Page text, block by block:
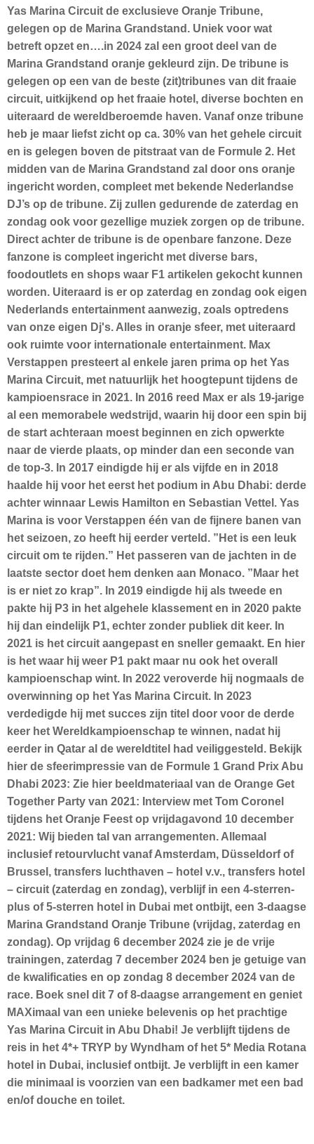
Yas Marina Circuit de exclusieve Oranje Tribune,
gelegen op de Marina Grandstand. Uniek voor wat
betreft opzet en….in 2024 zal een groot deel van de
Marina Grandstand oranje gekleurd zijn. De tribune is
gelegen op een van de beste (zit)tribunes van dit fraaie
circuit, uitkijkend op het fraaie hotel, diverse bochten en
uiteraard de wereldberoemde haven. Vanaf onze tribune
heb je maar liefst zicht op ca. 30% van het gehele circuit
en is gelegen boven de pitstraat van de Formule 2. Het
midden van de Marina Grandstand zal door ons oranje
ingericht worden, compleet met bekende Nederlandse
DJ’s op de tribune. Zij zullen gedurende de zaterdag en
zondag ook voor gezellige muziek zorgen op de tribune.
Direct achter de tribune is de openbare fanzone. Deze
fanzone is compleet ingericht met diverse bars,
foodoutlets en shops waar F1 artikelen gekocht kunnen
worden. Uiteraard is er op zaterdag en zondag ook eigen
Nederlands entertainment aanwezig, zoals optredens
van onze eigen Dj's. Alles in oranje sfeer, met uiteraard
ook ruimte voor internationale entertainment. Max
Verstappen presteert al enkele jaren prima op het Yas
Marina Circuit, met natuurlijk het hoogtepunt tijdens de
kampioensrace in 2021. In 2016 reed Max er als 19-jarige
al een memorabele wedstrijd, waarin hij door een spin bij
de start achteraan moest beginnen en zich opwerkte
naar de vierde plaats, op minder dan een seconde van
de top-3. In 2017 eindigde hij er als vijfde en in 2018
haalde hij voor het eerst het podium in Abu Dhabi: derde
achter winnaar Lewis Hamilton en Sebastian Vettel. Yas
Marina is voor Verstappen één van de fijnere banen van
het seizoen, zo heeft hij eerder verteld. ”Het is een leuk
circuit om te rijden.” Het passeren van de jachten in de
laatste sector doet hem denken aan Monaco. ”Maar het
is er niet zo krap”. In 2019 eindigde hij als tweede en
pakte hij P3 in het algehele klassement en in 2020 pakte
hij dan eindelijk P1, echter zonder publiek dit keer. In
2021 is het circuit aangepast en sneller gemaakt. En hier
is het waar hij weer P1 pakt maar nu ook het overall
kampioenschap wint. In 2022 veroverde hij nogmaals de
overwinning op het Yas Marina Circuit. In 2023
verdedigde hij met succes zijn titel door voor de derde
keer het Wereldkampioenschap te winnen, nadat hij
eerder in Qatar al de wereldtitel had veiliggesteld. Bekijk
hier de sfeerimpressie van de Formule 1 Grand Prix Abu
Dhabi 2023: Zie hier beeldmateriaal van de Orange Get
Together Party van 2021: Interview met Tom Coronel
tijdens het Oranje Feest op vrijdagavond 10 december
2021: Wij bieden tal van arrangementen. Allemaal
inclusief retourvlucht vanaf Amsterdam, Düsseldorf of
Brussel, transfers luchthaven – hotel v.v., transfers hotel
– circuit (zaterdag en zondag), verblijf in een 4-sterren-
plus of 5-sterren hotel in Dubai met ontbijt, een 3-daagse
Marina Grandstand Oranje Tribune (vrijdag, zaterdag en
zondag). Op vrijdag 6 december 2024 zie je de vrije
trainingen, zaterdag 7 december 2024 ben je getuige van
de kwalificaties en op zondag 8 december 2024 van de
race. Boek snel dit 7 of 8-daagse arrangement en geniet
MAXimaal van een unieke belevenis op het prachtige
Yas Marina Circuit in Abu Dhabi! Je verblijft tijdens de
reis in het 4*+ TRYP by Wyndham of het 5* Media Rotana
hotel in Dubai, inclusief ontbijt. Je verblijft in een kamer
die minimaal is voorzien van een badkamer met een bad
en/of douche en toilet.